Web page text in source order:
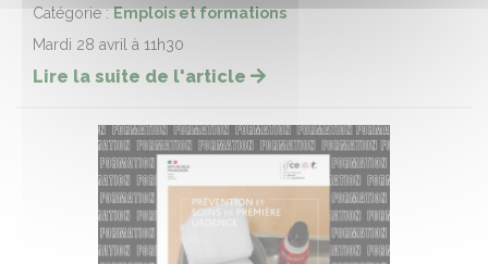
Catégorie :Emplois et formations
Mardi 28 avril à 11h30
Lire la suite de l'article